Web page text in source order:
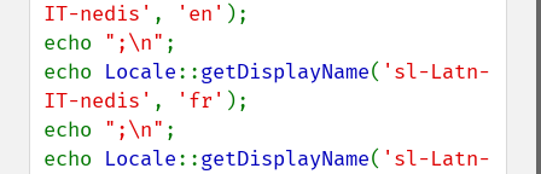
IT-nedis' , 'en' );
echo ";\n" ;
echo Locale::getDisplayName( 'sl-Latn-
IT-nedis' , 'fr' );
echo ";\n" ;
echo Locale::getDisplayName( 'sl-Latn-